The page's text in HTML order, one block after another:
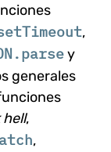
,
y
generales
hell,
,